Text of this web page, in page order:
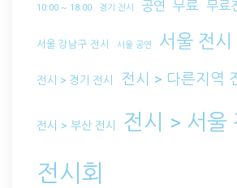
10:00 ~ 18:00 경기 전시 공연 무료 무료
서울 강남구 전시 서울 공연 서울 전시
전시 > 경기 전시 전시 > 다른지역
전시 > 부산 전시 전시 > 서울
전시회